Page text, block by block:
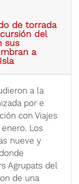
de torrada
del
sus
a
a la
por e
con Viajes
Los
nueve y
Agrupats del
de una